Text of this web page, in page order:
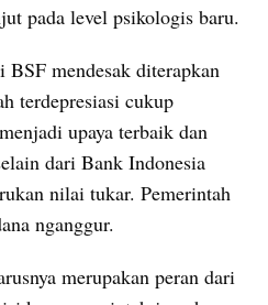
pada level psikologis baru.
mendesak diterapkan
terdepresiasi cukup
upaya terbaik dan
dari Bank Indonesia
nilai tukar. Pemerintah
nganggur.
merupakan peran dari